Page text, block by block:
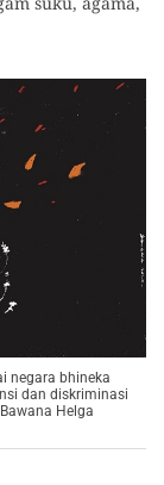
negara bhineka
dan diskriminasi
Helga